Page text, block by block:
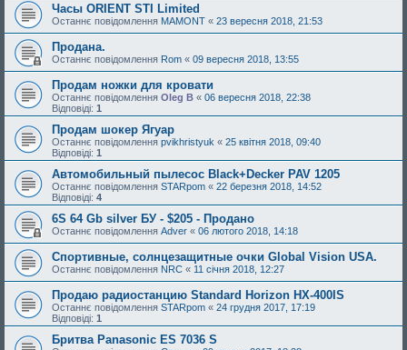
Часы ORIENT STI Limited
Останнє повідомлення MAMONT « 23 вересня 2018, 21:53
Продана.
Останнє повідомлення Rom « 09 вересня 2018, 13:55
Продам ножки для кровати
Останнє повідомлення Oleg B « 06 вересня 2018, 22:38
Відповіді: 1
Продам шокер Ягуар
Останнє повідомлення pvikhristyuk « 25 квітня 2018, 09:40
Відповіді: 1
Автомобильный пылесос Black+Decker PAV 1205
Останнє повідомлення STARpom « 22 березня 2018, 14:52
Відповіді: 4
6S 64 Gb silver БУ - $205 - Продано
Останнє повідомлення Adver « 06 лютого 2018, 14:18
Спортивные, солнцезащитные очки Global Vision USA.
Останнє повідомлення NRC « 11 січня 2018, 12:27
Продаю радиостанцию Standard Horizon HX-400IS
Останнє повідомлення STARpom « 24 грудня 2017, 17:19
Відповіді: 1
Бритва Panasonic ES 7036 S